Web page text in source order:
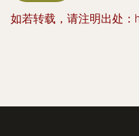
如若转载，请注明出处：